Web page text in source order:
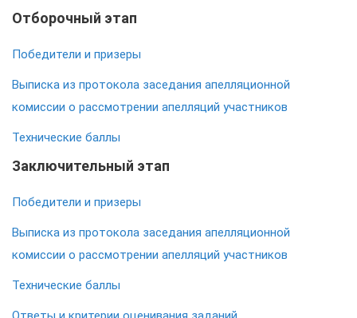
Отборочный этап
Победители и призеры
Выписка из протокола заседания апелляционной
комиссии о рассмотрении апелляций участников
Технические баллы
Заключительный этап
Победители и призеры
Выписка из протокола заседания апелляционной
комиссии о рассмотрении апелляций участников
Технические баллы